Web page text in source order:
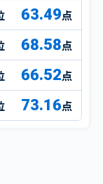
63.49点
68.58点
66.52点
73.16点